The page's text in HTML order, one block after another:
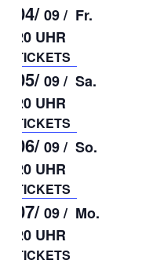
04/09 / Fr.
20 UHR
TICKETS
05/09 /Sa.
20 UHR
TICKETS
06/09 /So.
20 UHR
TICKETS
07/09 / Mo.
20 UHR
TICKETS